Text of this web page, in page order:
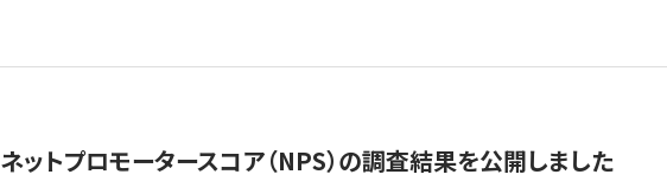
ネットプロモータースコア（NPS）の調査結果を公開しました